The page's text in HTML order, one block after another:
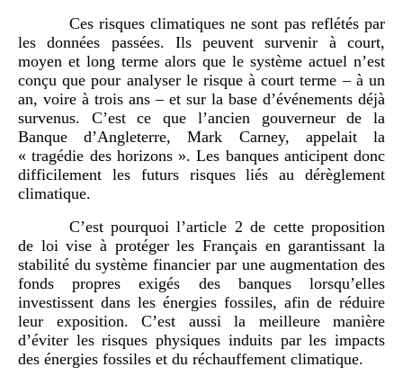
Ces risques climatiques ne sont pas reflétés par
les données passées. Ils peuvent survenir à court,
moyen et long terme alors que le système actuel n’est
conçu que pour analyser le risque à court terme – à un
an, voire à trois ans – et sur la base d’événements déjà
survenus. C’est ce que l’ancien gouverneur de la
Banque d’Angleterre, Mark Carney, appelait la
« tragédie des horizons ». Les banques anticipent donc
difficilement les futurs risques liés au dérèglement
climatique.
C’est pourquoi l’article 2 de cette proposition
de loi vise à protéger les Français en garantissant la
stabilité du système financier par une augmentation des
fonds propres exigés des banques lorsqu’elles
investissent dans les énergies fossiles, afin de réduire
leur exposition. C’est aussi la meilleure manière
d’éviter les risques physiques induits par les impacts
des énergies fossiles et du réchauffement climatique.